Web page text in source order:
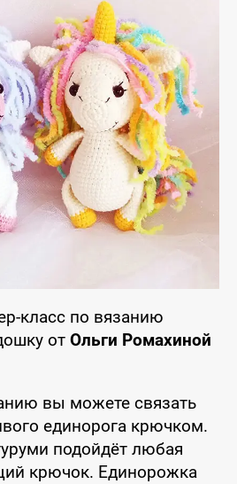
класс по вязанию
от Ольги Ромахиной
вы можете связать
единорога крючком.
подойдёт любая
крючок. Единорожка